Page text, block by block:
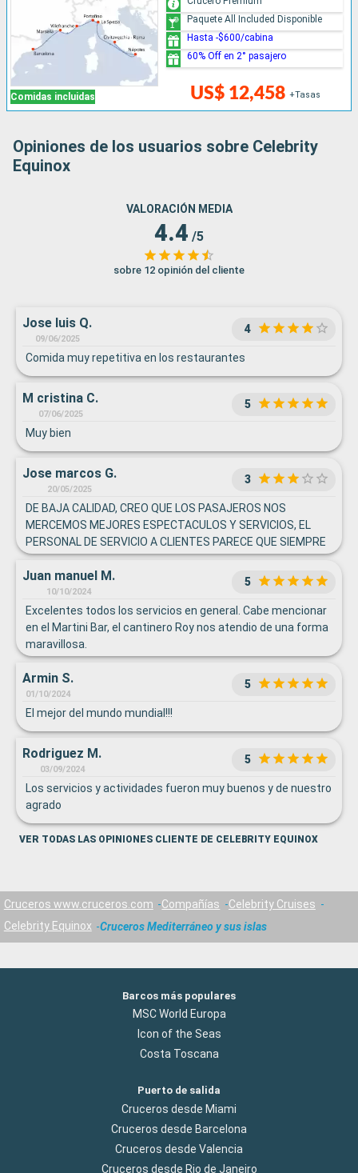
Comidas incluidas US$ 12,458 +Tasas
Paquete All Included Disponible
Hasta -$600/cabina
60% Off en 2° pasajero
Opiniones de los usuarios sobre Celebrity
Equinox
VALORACIÓN MEDIA
4.4 /5
sobre 12 opinión del cliente
Jose luis Q.
09/06/2025
4
Comida muy repetitiva en los restaurantes
M cristina C.
07/06/2025
5
Muy bien
Jose marcos G.
20/05/2025
3
DE BAJA CALIDAD, CREO QUE LOS PASAJEROS NOS
MERCEMOS MEJORES ESPECTACULOS Y SERVICIOS, EL
PERSONAL DE SERVICIO A CLIENTES PARECE QUE SIEMPRE
ESTAN DE MALAS..Y LOS BARISTAS DEL CAFE DEL 5TO PISO
(SALVO UN CHICA CREO QUE ES ARGENTINA) NO PONEN
ATENCION POR ESTAR BROMEANDO ENTRE ELLOS...
Juan manuel M.
10/10/2024
5
Excelentes todos los servicios en general. Cabe mencionar
en el Martini Bar, el cantinero Roy nos atendio de una forma
maravillosa.
Armin S.
01/10/2024
5
El mejor del mundo mundial!!!
Rodriguez M.
03/09/2024
5
Los servicios y actividades fueron muy buenos y de nuestro
agrado
VER TODAS LAS OPINIONES CLIENTE DE CELEBRITY EQUINOX
Cruceros www.cruceros.com Compañías
Celebrity Cruises
Celebrity Equinox
Cruceros Mediterráneo y sus islas
Barcos más populares
MSC World Europa
Icon of the Seas
Costa Toscana
Puerto de salida
Cruceros desde Miami
Cruceros desde Barcelona
Cruceros desde Valencia
Cruceros desde Rio de Janeiro